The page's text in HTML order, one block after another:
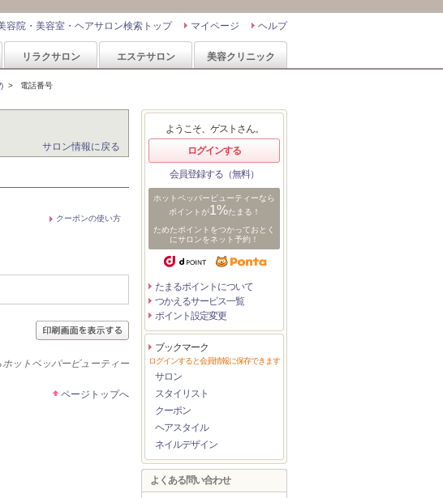
ヘルプ
マイページ
容院・美容室・ヘアサロン検索トップ
リラクサロン エステサロン 美容クリニック
> 電話番号
サロン情報に戻る
クーポンの使い方
ットペッパービューティー
ページトップへ
ようこそ、ゲストさん。
ログインする
会員登録する（無料）
ホットペッパービューティーなら
ポイントが1%たまる！
ためたポイントをつかっておとく
にサロンをネット予約！
たまるポイントについて
つかえるサービス一覧
ポイント設定変更
ブックマーク
ログインすると会員情報に保存できます
サロン
スタイリスト
クーポン
ヘアスタイル
ネイルデザイン
よくある問い合わせ